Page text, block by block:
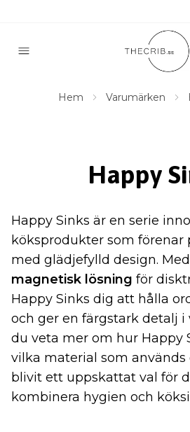
Hem Varumärken
Happy
Happy Sinks är en serie
köksprodukter som förenar
med glädjefylld design.
magnetisk lösning för
Happy Sinks dig att hålla
och ger en färgstark detalj i
du veta mer om hur Happy
vilka material som används
blivit ett uppskattat val för
kombinera hygien och